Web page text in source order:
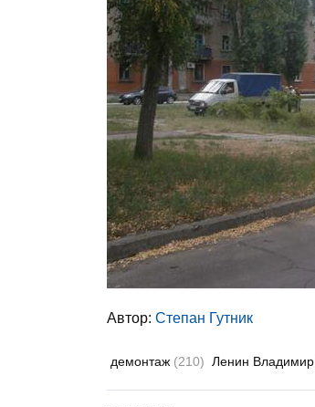
Автор: Степан Гутник
демонтаж (210) Ленин Владимир